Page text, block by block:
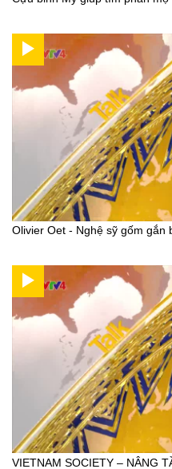
Olivier Oet - Nghệ sỹ gốm gắn
VIETNAM SOCIETY – NÂNG